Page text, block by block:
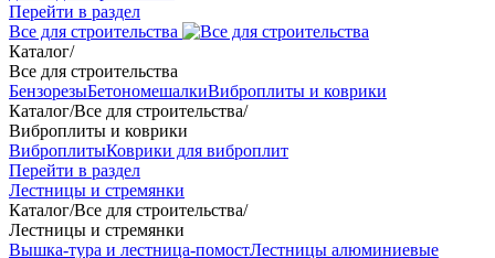
Перейти в раздел
Все для строительства
Каталог/
Все для строительства
БензорезыБетономешалкиВиброплиты и коврики
Каталог/Все для строительства/
Виброплиты и коврики
ВиброплитыКоврики для виброплит
Перейти в раздел
Лестницы и стремянки
Каталог/Все для строительства/
Лестницы и стремянки
Вышка-тура и лестница-помостЛестницы алюминиевые